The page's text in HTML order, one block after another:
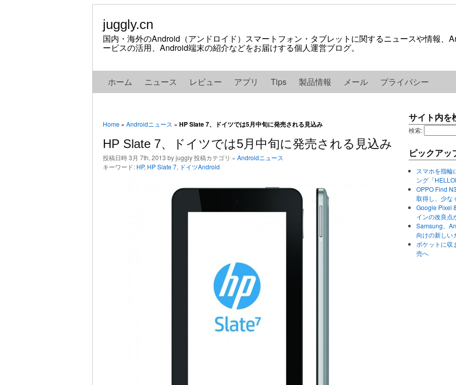
juggly.cn
国内・海外のAndroid（アンドロイド）スマートフォン・タブレットに関するニュースや情報、
ービスの活用、Android端末の紹介などをお届けする個人運営ブログ。
ホーム ニュース レビュー アプリ Tips 製品情報 メール プライバシー
Home » Androidニュース » HP Slate 7、ドイツでは5月中旬に発売される見込み
HP Slate 7、ドイツでは5月中旬に発売される見込み
投稿日時 3月 7th, 2013 by juggly 投稿カテゴリ » Androidニュース
キーワード: HP, HP Slate 7, ドイツAndroid
サイト内を
検索:
ピックアッ
スマホを指輪
ング「
OPPO Find
取得し、少な
Google Pixel
インの改良点
Samsung、
向けの新しい
ポケットに収
売へ